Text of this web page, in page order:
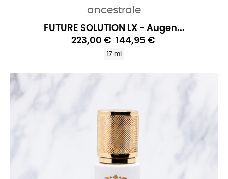
ancestrale
FUTURE SOLUTION LX - Augen...
223,00 € 144,95 €
17 ml